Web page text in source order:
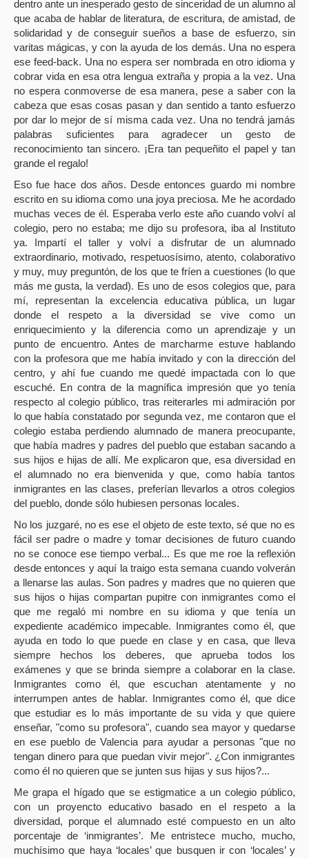
dentro ante un inesperado gesto de sinceridad de un alumno al
que acaba de hablar de literatura, de escritura, de amistad, de
solidaridad y de conseguir sueños a base de esfuerzo, sin
varitas mágicas, y con la ayuda de los demás. Una no espera
ese feed-back. Una no espera ser nombrada en otro idioma y
cobrar vida en esa otra lengua extraña y propia a la vez. Una
no espera conmoverse de esa manera, pese a saber con la
cabeza que esas cosas pasan y dan sentido a tanto esfuerzo
por dar lo mejor de sí misma cada vez. Una no tendrá jamás
palabras suficientes para agradecer un gesto de
reconocimiento tan sincero. ¡Era tan pequeñito el papel y tan
grande el regalo!
Eso fue hace dos años. Desde entonces guardo mi nombre
escrito en su idioma como una joya preciosa. Me he acordado
muchas veces de él. Esperaba verlo este año cuando volví al
colegio, pero no estaba; me dijo su profesora, iba al Instituto
ya. Impartí el taller y volví a disfrutar de un alumnado
extraordinario, motivado, respetuosísimo, atento, colaborativo
y muy, muy preguntón, de los que te fríen a cuestiones (lo que
más me gusta, la verdad). Es uno de esos colegios que, para
mí, representan la excelencia educativa pública, un lugar
donde el respeto a la diversidad se vive como un
enriquecimiento y la diferencia como un aprendizaje y un
punto de encuentro. Antes de marcharme estuve hablando
con la profesora que me había invitado y con la dirección del
centro, y ahí fue cuando me quedé impactada con lo que
escuché. En contra de la magnífica impresión que yo tenía
respecto al colegio público, tras reiterarles mi admiración por
lo que había constatado por segunda vez, me contaron que el
colegio estaba perdiendo alumnado de manera preocupante,
que había madres y padres del pueblo que estaban sacando a
sus hijos e hijas de allí. Me explicaron que, esa diversidad en
el alumnado no era bienvenida y que, como había tantos
inmigrantes en las clases, preferían llevarlos a otros colegios
del pueblo, donde sólo hubiesen personas locales.
No los juzgaré, no es ese el objeto de este texto, sé que no es
fácil ser padre o madre y tomar decisiones de futuro cuando
no se conoce ese tiempo verbal... Es que me roe la reflexión
desde entonces y aquí la traigo esta semana cuando volverán
a llenarse las aulas. Son padres y madres que no quieren que
sus hijos o hijas compartan pupitre con inmigrantes como el
que me regaló mi nombre en su idioma y que tenía un
expediente académico impecable. Inmigrantes como él, que
ayuda en todo lo que puede en clase y en casa, que lleva
siempre hechos los deberes, que aprueba todos los
exámenes y que se brinda siempre a colaborar en la clase.
Inmigrantes como él, que escuchan atentamente y no
interrumpen antes de hablar. Inmigrantes como él, que dice
que estudiar es lo más importante de su vida y que quiere
enseñar, "como su profesora", cuando sea mayor y quedarse
en ese pueblo de Valencia para ayudar a personas "que no
tengan dinero para que puedan vivir mejor". ¿Con inmigrantes
como él no quieren que se junten sus hijas y sus hijos?...
Me grapa el hígado que se estigmatice a un colegio público,
con un proyencto educativo basado en el respeto a la
diversidad, porque el alumnado esté compuesto en un alto
porcentaje de ‘inmigrantes’. Me entristece mucho, mucho,
muchísimo que haya ‘locales’ que busquen ir con ‘locales’ y